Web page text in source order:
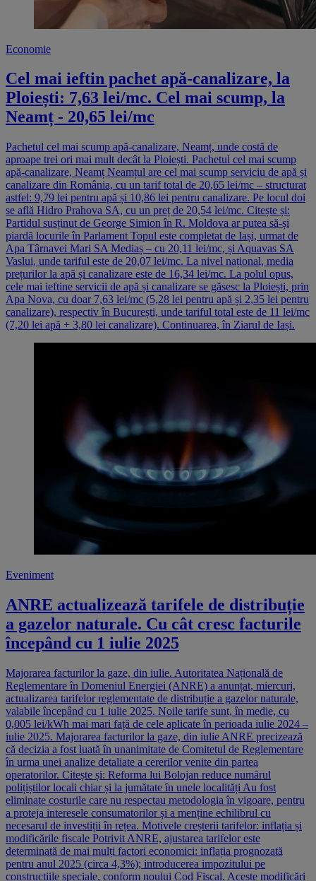
Economie
Cel mai ieftin pachet apă-canalizare, la
Ploiești: 7,63 lei/mc. Cel mai scump, la
Neamț - 20,65 lei/mc
Pachetul cel mai scump apă-canalizare, Neamț, unde costă de
aproape trei ori mai mult decât la Ploiești. Pachetul cel mai scump
apă-canalizare, Neamț Neamțul are cel mai scump serviciu de apă și
canalizare din România, cu un tarif total de 20,65 lei/mc – structurat
astfel: 9,79 lei pentru apă și 10,86 lei pentru canalizare. Pe locul doi
se află Hidro Prahova SA, cu un preț de 20,54 lei/mc. Citește și:
Partidul susținut de George Simion în R. Moldova ar putea să-și
piardă locurile în Parlament Topul este completat de Iași, urmat de
Apa Târnavei Mari SA Mediaș – cu 20,11 lei/mc, și Aquavas SA
Vaslui, unde tariful este de 20,07 lei/mc. La nivel național, media
prețurilor la apă și canalizare este de 16,34 lei/mc. La polul opus,
cele mai ieftine servicii de apă și canalizare se găsesc la Ploiești, prin
Apa Nova, cu doar 7,63 lei/mc (5,28 lei pentru apă și 2,35 lei pentru
canalizare), respectiv în București, unde tariful total este de 11 lei/mc
(7,20 lei apă + 3,80 lei canalizare). Continuarea, în Ziarul de Iași.
Eveniment
ANRE actualizează tarifele de distribuție
a gazelor naturale. Cu cât cresc facturile
începând cu 1 iulie 2025
Majorarea facturilor la gaze, din iulie. Autoritatea Națională de
Reglementare în Domeniul Energiei (ANRE) a anunțat, miercuri,
actualizarea tarifelor reglementate de distribuție a gazelor naturale,
valabile începând cu 1 iulie 2025. Noile tarife sunt, în medie, cu
0,005 lei/kWh mai mari față de cele aplicate în perioada iulie 2024 –
iulie 2025. Majorarea facturilor la gaze, din iulie ANRE precizează
că decizia a fost luată în unanimitate de Comitetul de Reglementare
în urma unei analize detaliate a cererilor venite din partea
operatorilor. Citește și: Reforma lui Bolojan reduce numărul
polițiștilor locali chiar și la jumătate în unele localități Au fost
eliminate costurile care nu respectau metodologia în vigoare, pentru
a proteja interesele consumatorilor și a menține echilibrul cu
necesarul de investiții în rețea. Motivele creșterii tarifelor: inflația și
modificările fiscale Potrivit ANRE, ajustarea tarifelor este
determinată de mai mulți factori economici: inflația prognozată
pentru anul 2025 (circa 4,3%); introducerea impozitului pe
construcțiile speciale, conform noului Cod Fiscal. Aceste modificări